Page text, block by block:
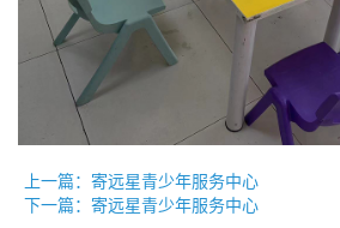
上一篇：寄远星青少年服务中心
下一篇：寄远星青少年服务中心